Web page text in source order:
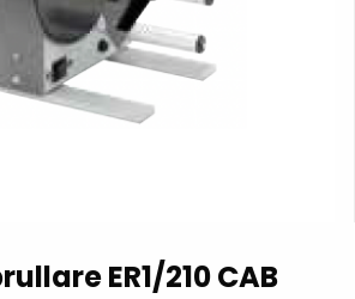
ER1/210 CAB